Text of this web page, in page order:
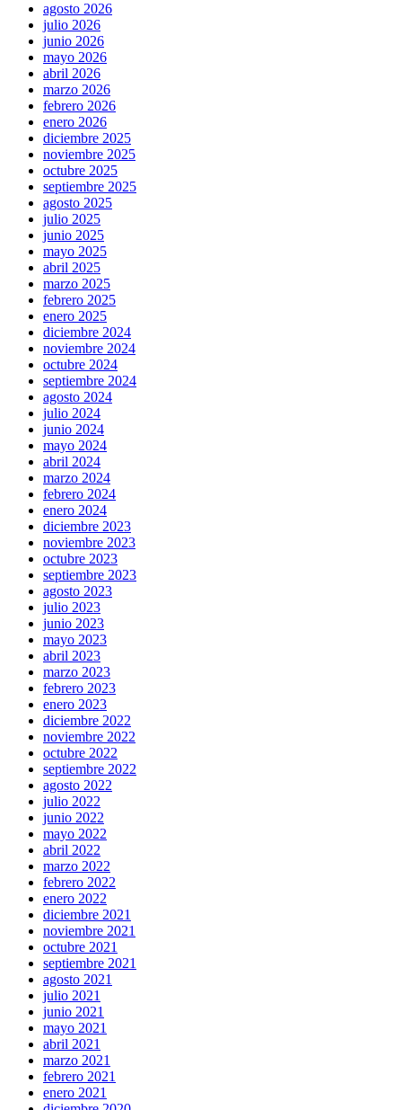
agosto 2026
julio 2026
junio 2026
mayo 2026
abril 2026
marzo 2026
febrero 2026
enero 2026
diciembre 2025
noviembre 2025
octubre 2025
septiembre 2025
agosto 2025
julio 2025
junio 2025
mayo 2025
abril 2025
marzo 2025
febrero 2025
enero 2025
diciembre 2024
noviembre 2024
octubre 2024
septiembre 2024
agosto 2024
julio 2024
junio 2024
mayo 2024
abril 2024
marzo 2024
febrero 2024
enero 2024
diciembre 2023
noviembre 2023
octubre 2023
septiembre 2023
agosto 2023
julio 2023
junio 2023
mayo 2023
abril 2023
marzo 2023
febrero 2023
enero 2023
diciembre 2022
noviembre 2022
octubre 2022
septiembre 2022
agosto 2022
julio 2022
junio 2022
mayo 2022
abril 2022
marzo 2022
febrero 2022
enero 2022
diciembre 2021
noviembre 2021
octubre 2021
septiembre 2021
agosto 2021
julio 2021
junio 2021
mayo 2021
abril 2021
marzo 2021
febrero 2021
enero 2021